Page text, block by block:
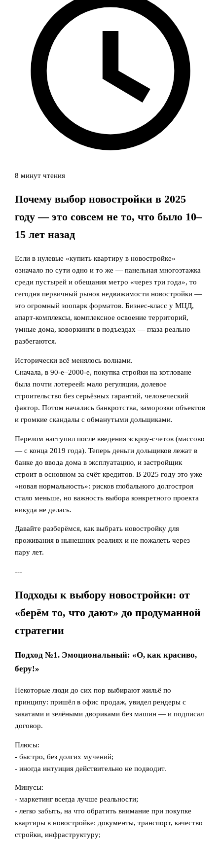
8 минут чтения
Почему выбор новостройки в 2025
году — это совсем не то, что было 10–
15 лет назад
Если в нулевые «купить квартиру в новостройке»
означало по сути одно и то же — панельная многоэтажка
среди пустырей и обещания метро «через три года», то
сегодня первичный рынок недвижимости новостройки —
это огромный зоопарк форматов. Бизнес-класс у МЦД,
апарт-комплексы, комплексное освоение территорий,
умные дома, коворкинги в подъездах — глаза реально
разбегаются.
Исторически всё менялось волнами.
Сначала, в 90‑е–2000‑е, покупка стройки на котловане
была почти лотереей: мало регуляции, долевое
строительство без серьёзных гарантий, человеческий
фактор. Потом начались банкротства, заморозки объектов
и громкие скандалы с обманутыми дольщиками.
Перелом наступил после введения эскроу-счетов (массово
— с конца 2019 года). Теперь деньги дольщиков лежат в
банке до ввода дома в эксплуатацию, и застройщик
строит в основном за счёт кредитов. В 2025 году это уже
«новая нормальность»: рисков глобального долгостроя
стало меньше, но важность выбора конкретного проекта
никуда не делась.
Давайте разберёмся, как выбрать новостройку для
проживания в нынешних реалиях и не пожалеть через
пару лет.
---
Подходы к выбору новостройки: от
«берём то, что дают» до продуманной
стратегии
Подход №1. Эмоциональный: «О, как красиво,
беру!»
Некоторые люди до сих пор выбирают жильё по
принципу: пришёл в офис продаж, увидел рендеры с
закатами и зелёными двориками без машин — и подписал
договор.
Плюсы:
- быстро, без долгих мучений;
- иногда интуиция действительно не подводит.
Минусы:
- маркетинг всегда лучше реальности;
- легко забыть, на что обратить внимание при покупке
квартиры в новостройке: документы, транспорт, качество
стройки, инфраструктуру;